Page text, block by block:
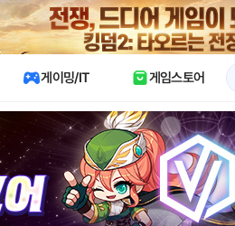
X
게이밍/IT 게임스토어